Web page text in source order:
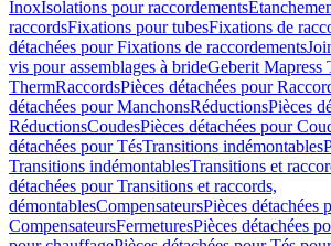
InoxIsolations pour raccordements
raccordsFixations pour tubesFixations de
détachées pour Fixations de raccordements
vis pour assemblages à brideGeberit Mapress
ThermRaccordsPièces détachées pour
détachées pour ManchonsRéductionsPièces
RéductionsCoudesPièces détachées pour
détachées pour TésTransitions indémontables
Transitions indémontablesTransitions et
détachées pour Transitions et raccords,
démontablesCompensateursPièces détachées
CompensateursFermeturesPièces détachées